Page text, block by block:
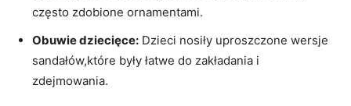
‍często zdobione ornamentami.
Obuwie dziecięce: Dzieci nosiły uproszczone wersje
sandałów,które były ​łatwe do zakładania i
zdejmowania.